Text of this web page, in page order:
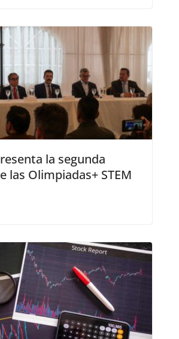
la segunda
las Olimpiadas+ STEM